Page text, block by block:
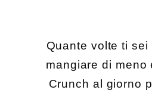
Quante volte ti sei
mangiare di meno
Crunch al giorno